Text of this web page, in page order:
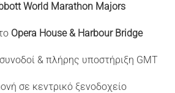
World Marathon Majors
Opera House & Harbour Bridge
& πλήρης υποστήριξη GMT
σε κεντρικό ξενοδοχείο